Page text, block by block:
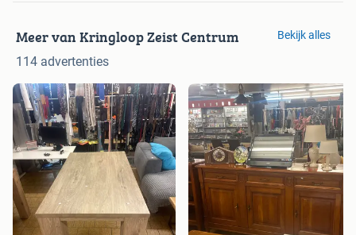
Meer van Kringloop Zeist Centrum
114 advertenties
Bekijk alles